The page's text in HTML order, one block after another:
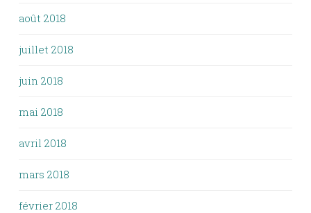
août 2018
juillet 2018
juin 2018
mai 2018
avril 2018
mars 2018
février 2018